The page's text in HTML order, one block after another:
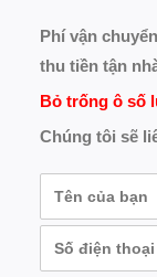
Phí vận
thu tiền tận
Bỏ trống ô số
Chúng tôi sẽ